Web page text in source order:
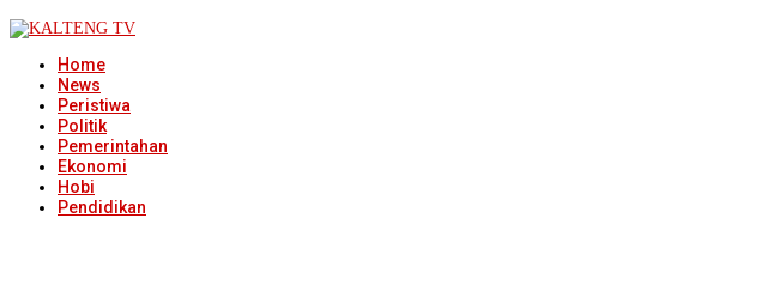
Home
News
Peristiwa
Politik
Pemerintahan
Ekonomi
Hobi
Pendidikan